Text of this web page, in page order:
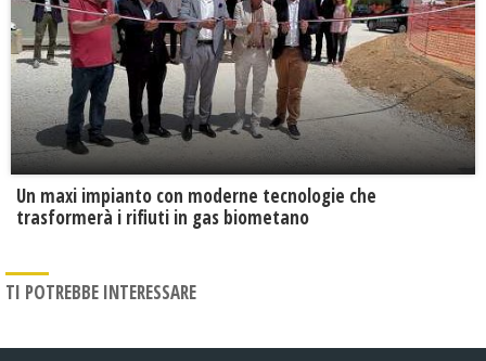
Un maxi impianto con moderne tecnologie che
trasformerà i rifiuti in gas biometano
TI POTREBBE INTERESSARE